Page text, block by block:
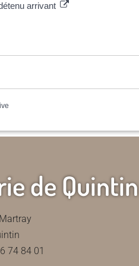
arrivant
de Quintin
74 84 01